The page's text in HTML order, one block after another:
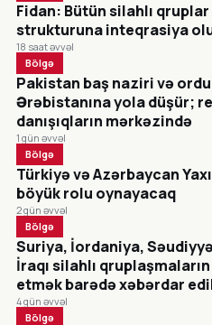
Fidan: Bütün silahlı
strukturuna inteqrasiya
18 saat əvvəl
Bölgə
Pakistan baş naziri və
Ərəbistanına yola düşür;
danışıqların mərkəzində
1 gün əvvəl
Bölgə
Türkiyə və Azərbaycan
böyük rolu oynayacaq
2 gün əvvəl
Bölgə
Suriya, İordaniya,
İraqı silahlı
etmək barədə xəbərdar
4 gün əvvəl
Bölgə